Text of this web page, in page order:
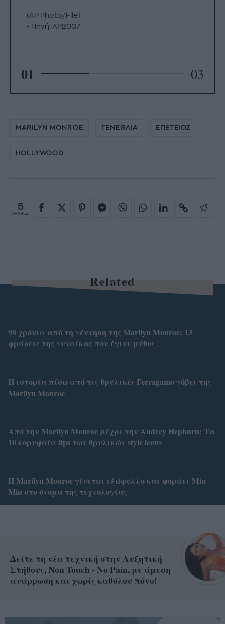
(AP Photo/File)
Πηγή: AP2007
01 03
MARILYN MONROE ΓΕΝΕΘΛΙΑ ΕΠΕΤΕΙΟΣ
HOLLYWOOD
5
SHARES
Related
98 χρόνια από τη γέννηση της Marilyn Monroe: 13
φράσεις της γυναίκας που έγινε μύθος
Η ιστορία πίσω από τις θρυλικές Ferragamo γόβες της
Marilyn Monroe
Από την Marilyn Monroe μέχρι την Audrey Hepburn: Τα
10 κορυφαία tips των θρυλικών style icons
Η Marilyn Monroe γίνεται εξώφυλλο και φοράει Miu
Miu στο όνομα της τεχνολογίας
Δείτε τη νέα τεχνική στην Αυξητική
Στήθους, Non Touch - No Pain, με άμεση
ανάρρωση και χωρίς καθόλου πόνο!